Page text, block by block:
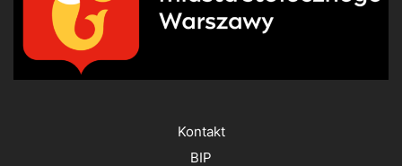
Kontakt
BIP